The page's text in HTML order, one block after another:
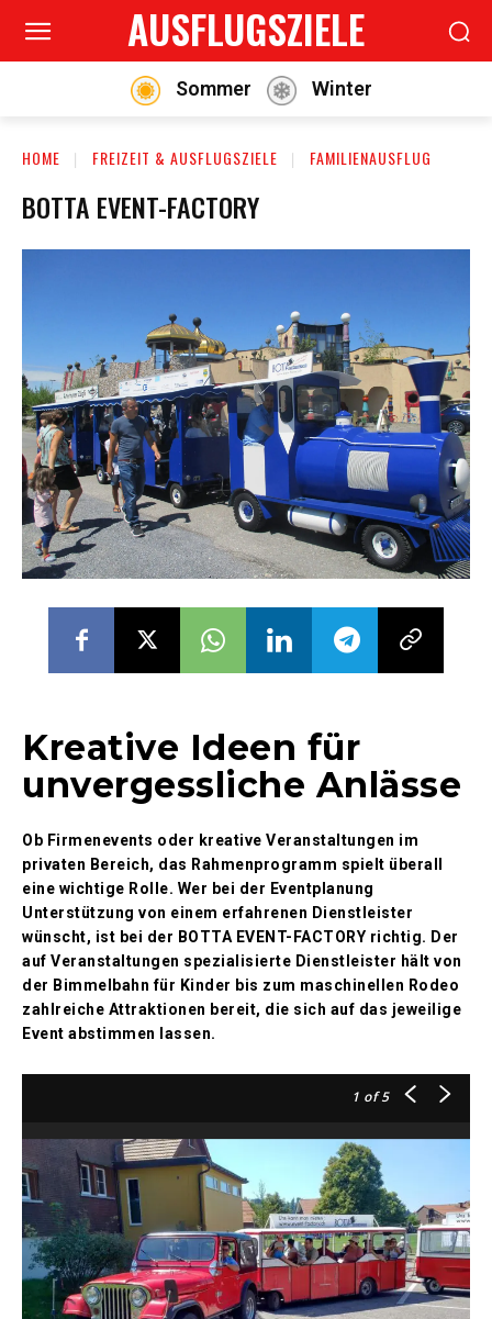
AUSFLUGSZIELE
Sommer Winter
HOME FREIZEIT & AUSFLUGSZIELE FAMILIENAUSFLUG
BOTTA EVENT-FACTORY
Kreative Ideen für
unvergessliche Anlässe
Ob Firmenevents oder kreative Veranstaltungen im
privaten Bereich, das Rahmenprogramm spielt überall
eine wichtige Rolle. Wer bei der Eventplanung
Unterstützung von einem erfahrenen Dienstleister
wünscht, ist bei der BOTTA EVENT-FACTORY richtig. Der
auf Veranstaltungen spezialisierte Dienstleister hält von
der Bimmelbahn für Kinder bis zum maschinellen Rodeo
zahlreiche Attraktionen bereit, die sich auf das jeweilige
Event abstimmen lassen.
1 of 5